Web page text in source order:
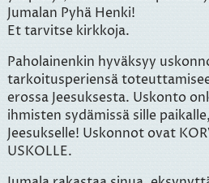
Jumalan Pyhä Henki!
Et tarvitse kirkkoja.
Paholainenkin hyväksyy
tarkoitusperiensä
erossa Jeesuksesta. Uskonto
ihmisten sydämissä sille
Jeesukselle! Uskonnot ovat
USKOLLE.